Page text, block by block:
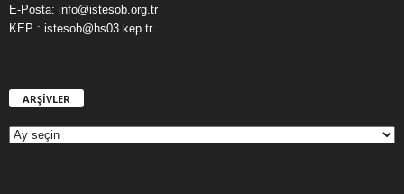
E-Posta: info@istesob.org.tr
KEP : istesob@hs03.kep.tr
ARŞİVLER